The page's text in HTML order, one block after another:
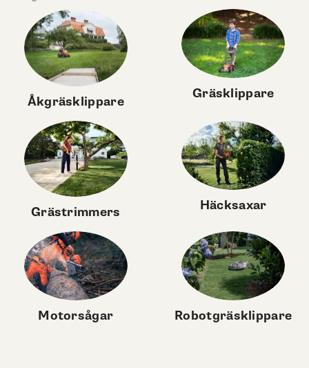
Åkgräsklippare
Gräsklippare
Grästrimmers Häcksaxar
Motorsågar Robotgräsklippare